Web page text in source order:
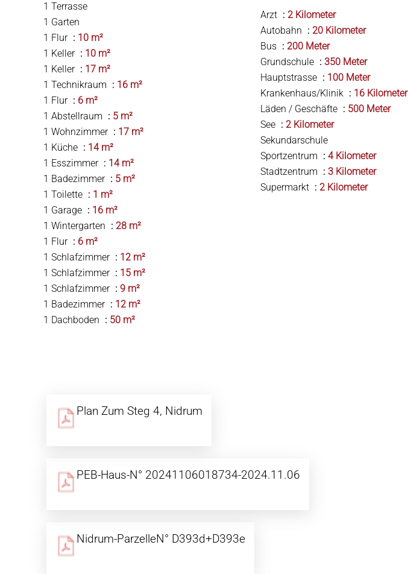
1 Terrasse
1 Garten
1 Flur
10 m²
1 Keller
10 m²
1 Keller
17 m²
1 Technikraum
16 m²
1 Flur
6 m²
1 Abstellraum
5 m²
1 Wohnzimmer
17 m²
1 Küche
14 m²
1 Esszimmer
14 m²
1 Badezimmer
5 m²
1 Toilette
1 m²
1 Garage
16 m²
1 Wintergarten
28 m²
1 Flur
6 m²
1 Schlafzimmer
12 m²
1 Schlafzimmer
15 m²
1 Schlafzimmer
9 m²
1 Badezimmer
12 m²
1 Dachboden
50 m²
Arzt
2 Kilometer
Autobahn
20 Kilometer
Bus
200 Meter
Grundschule
350 Meter
Hauptstrasse
100 Meter
Krankenhaus/Klinik
16 Kilometer
Läden / Geschäfte
500 Meter
See
2 Kilometer
Sekundarschule
Sportzentrum
4 Kilometer
Stadtzentrum
3 Kilometer
Supermarkt
2 Kilometer
Plan Zum Steg 4, Nidrum
PEB-Haus-N° 20241106018734-2024.11.06
Nidrum-ParzelleN° D393d+D393e